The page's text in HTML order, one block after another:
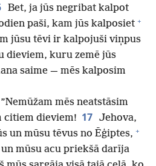
Bet, ja jūs negribat kalpot
paši, kam jūs kalposiet +
jūsu tēvi ir kalpojuši viņpus
dieviem, kuru zemē jūs
saime — mēs kalposim
mēs neatstāsim
citiem dieviem! 17 Jehova,
un mūsu tēvus no Ēģiptes, +
un mūsu acu priekšā darīja